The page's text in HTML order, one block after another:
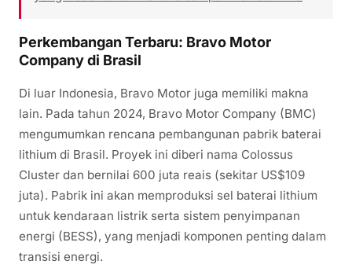
Perkembangan Terbaru: Bravo Motor
Company di Brasil
Di luar Indonesia, Bravo Motor juga memiliki makna
lain. Pada tahun 2024, Bravo Motor Company (BMC)
mengumumkan rencana pembangunan pabrik baterai
lithium di Brasil. Proyek ini diberi nama Colossus
Cluster dan bernilai 600 juta reais (sekitar US$109
juta). Pabrik ini akan memproduksi sel baterai lithium
untuk kendaraan listrik serta sistem penyimpanan
energi (BESS), yang menjadi komponen penting dalam
transisi energi.